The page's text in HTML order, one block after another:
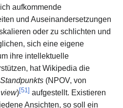
aufkommende
und Auseinandersetzungen
oder zu schlichten und
sich eine eigene
ihre intellektuelle
hat Wikipedia die
(NPOV, von
)[51] aufgestellt. Existieren
Ansichten, so soll ein